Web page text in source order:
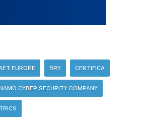
EUROPE BRY CERTIFICA
CYBER SECURITY COMPANY